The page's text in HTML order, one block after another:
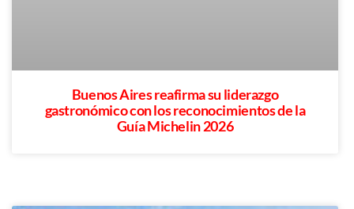
Buenos Aires reafirma su liderazgo
gastronómico con los reconocimientos de la
Guía Michelin 2026